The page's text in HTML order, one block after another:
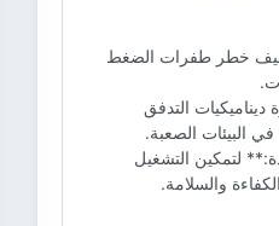
خطر طفرات الضغط
ديناميكيات التدفق
في البيئات الصعبة.
لتمكين التشغيل
والسلامة.